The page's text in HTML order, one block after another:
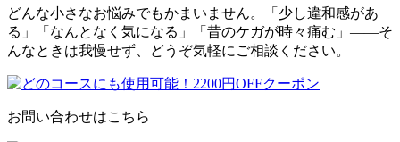
どんな小さなお悩みでもかまいません。「少し違和感があ
る」「なんとなく気になる」「昔のケガが時々痛む」――そ
んなときは我慢せず、どうぞ気軽にご相談ください。
お問い合わせはこちら